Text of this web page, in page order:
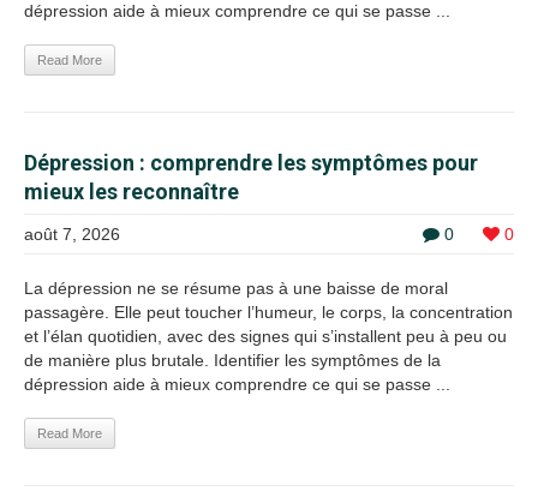
dépression aide à mieux comprendre ce qui se passe ...
Read More
Dépression : comprendre les symptômes pour
mieux les reconnaître
0 0
août 7, 2026
La dépression ne se résume pas à une baisse de moral
passagère. Elle peut toucher l’humeur, le corps, la concentration
et l’élan quotidien, avec des signes qui s’installent peu à peu ou
de manière plus brutale. Identifier les symptômes de la
dépression aide à mieux comprendre ce qui se passe ...
Read More